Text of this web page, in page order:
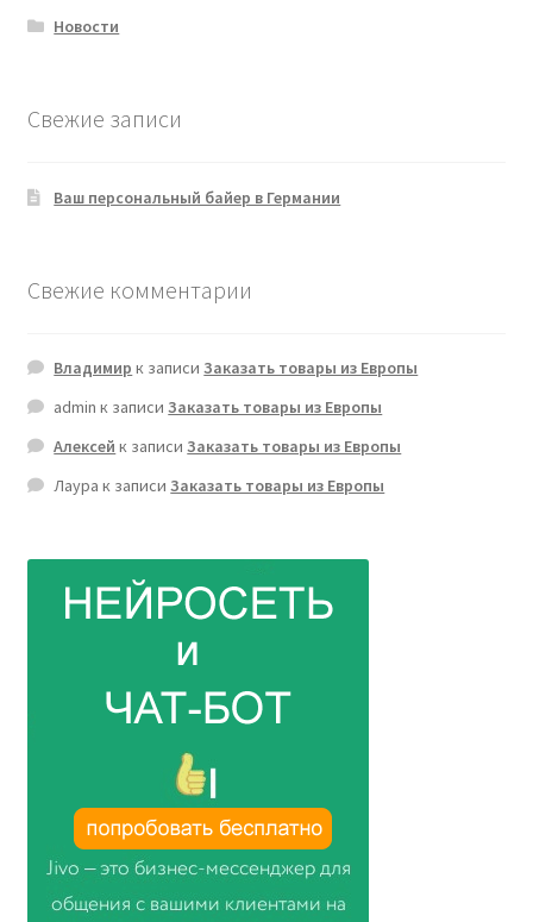
Новости
Свежие записи
Ваш персональный байер в Германии
Свежие комментарии
Владимир к записиЗаказать товары из Европы
admin к записиЗаказать товары из Европы
Алексей к записиЗаказать товары из Европы
Лаура к записиЗаказать товары из Европы